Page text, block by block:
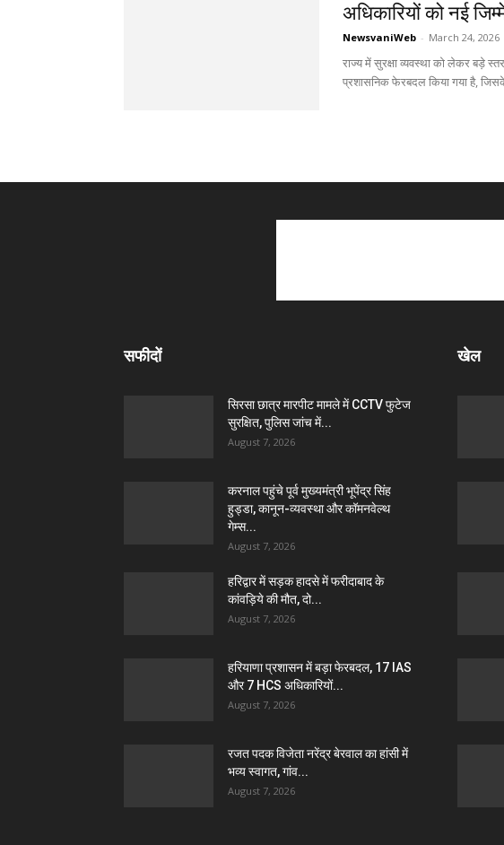
अधिकारियों को नई
NewsvaniWeb - March 24, 2026
राज्य में सुरक्षा व्यवस्था को लेकर बड़े
प्रशासनिक फेरबदल किया गया है,
सफीदों
सिरसा छात्र मारपीट मामले में CCTV फुटेज
सुरक्षित, पुलिस जांच में...
August 7, 2026
करनाल पहुंचे पूर्व मुख्यमंत्री भूपेंद्र सिंह
हुड्डा, कानून-व्यवस्था और कॉमनवेल्थ
गेम्स...
August 7, 2026
हरिद्वार में सड़क हादसे में फरीदाबाद के
कांवड़िये की मौत, दो...
August 7, 2026
हरियाणा प्रशासन में बड़ा फेरबदल, 17 IAS
और 7 HCS अधिकारियों...
August 7, 2026
रजत पदक विजेता नरेंद्र बेरवाल का हांसी में
भव्य स्वागत, गांव...
August 7, 2026
खेल